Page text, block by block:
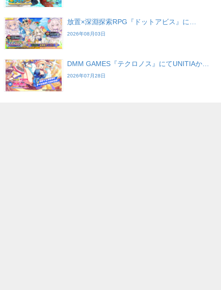
放置×深淵探索RPG『ドットアビス』に…
2026年08月03日
DMM GAMES『テクロノス』にてUNITIAか…
2026年07月28日